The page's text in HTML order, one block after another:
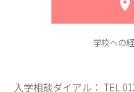
学校への
入学相談ダイアル：